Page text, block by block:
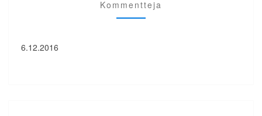
Kommentteja
6.12.2016